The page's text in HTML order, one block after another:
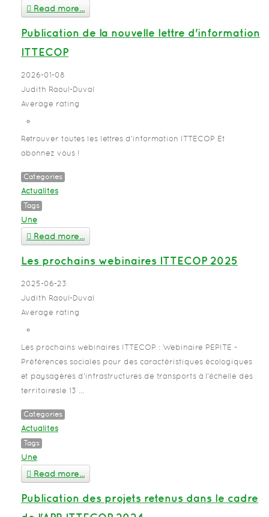
Read more...
Publication de la nouvelle lettre d'information
ITTECOP
2026-01-08
Judith Raoul-Duval
Average rating
Retrouver toutes les lettres d'information ITTECOP Et
abonnez vous !
Categories
Actualités
Tags
Une
Read more...
Les prochains webinaires ITTECOP 2025
2025-06-23
Judith Raoul-Duval
Average rating
Les prochains webinaires ITTECOP : Webinaire PEPITE -
Préférences sociales pour des caractéristiques écologiques
et paysagères d’infrastructures de transports à l’échelle des
territoiresle 13 ...
Categories
Actualités
Tags
Une
Read more...
Publication des projets retenus dans le cadre